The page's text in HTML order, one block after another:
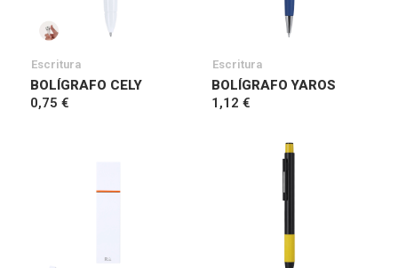
Escritura
BOLÍGRAFO CELY
0,75 €
Escritura
BOLÍGRAFO YAROS
1,12 €